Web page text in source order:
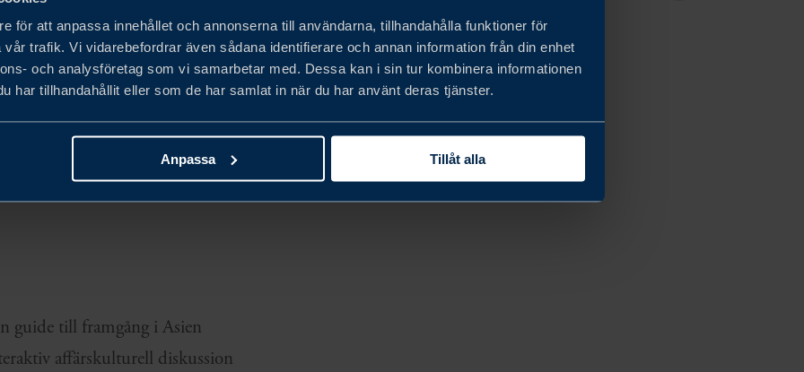
för att anpassa innehållet och annonserna till användarna, tillhandahålla funktioner för
trafik. Vi vidarebefordrar även sådana identifierare och annan information från din enhet
och analysföretag som vi samarbetar med. Dessa kan i sin tur kombinera informationen
har tillhandahållit eller som de har samlat in när du har använt deras tjänster.
Anpassa Tillåt alla
i Asien? Lär dig hantera affärskulturella skillnader som ofta ses som stora
det exportstöd som finns tillgängligt för att lyckas i Asien: exportcheckar,
och praktiskt stöd i att hitta rätt samarbetspartners. Vi erbjuder även
din resa mot framgång i Asien!
guide till framgång i Asien
affärskulturell diskussion